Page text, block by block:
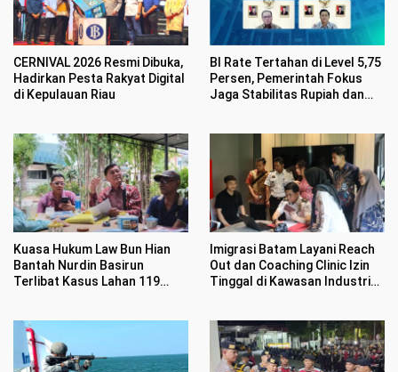
CERNIVAL 2026 Resmi Dibuka,
Hadirkan Pesta Rakyat Digital
di Kepulauan Riau
BI Rate Tertahan di Level 5,75
Persen, Pemerintah Fokus
Jaga Stabilitas Rupiah dan
Kuasa Hukum Law Bun Hian
Bantah Nurdin Basirun
Terlibat Kasus Lahan 119
Imigrasi Batam Layani Reach
Out dan Coaching Clinic Izin
Tinggal di Kawasan Industri